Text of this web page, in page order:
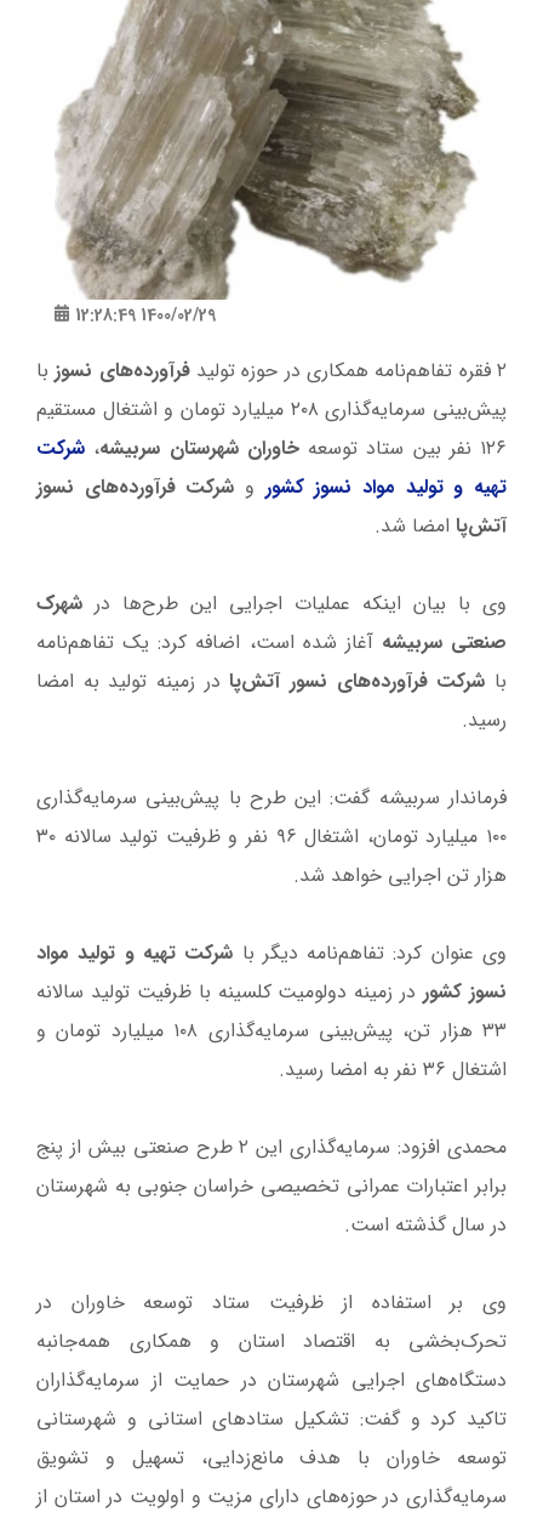
1400/02/29 12:28:49
۲ فقره تفاهم‌نامه همکاری در حوزه تولید فرآورده‌های نسوز با
پیش‌بینی سرمایه‌گذاری ۲۰۸ میلیارد تومان و اشتغال مستقیم
۱۲۶ نفر بین ستاد توسعه
خاوران شهرستان سربیشه، شرکت‌
تهیه و تولید مواد نسوز کشور و شرکت فرآورده‌های نسوز
آتش‌پا امضا شد.
وی با بیان اینکه عملیات اجرایی این طرح‌ها در شهرک
صنعتی سربیشه آغاز شده است، اضافه کرد: یک تفاهم‌نامه
با شرکت فرآورده‌های نسور آتش‌پادر زمینه تولید به امضا
رسید.
فرماندار سربیشه گفت: این طرح با پیش‌بینی سرمایه‌گذاری
۱۰۰ میلیارد تومان، اشتغال ۹۶ نفر و ظرفیت تولید سالانه ۳۰
هزار تن اجرایی خواهد شد.
وی عنوان کرد: تفاهم‌نامه دیگر با شرکت تهیه و تولید مواد
نسوز کشور در زمینه دولومیت کلسینه با ظرفیت تولید سالانه
۳۳ هزار تن، پیش‌بینی سرمایه‌گذاری ۱۰۸ میلیارد تومان و
اشتغال ۳۶ نفر به امضا رسید.
محمدی افزود: سرمایه‌گذاری این ۲ طرح‌ صنعتی بیش از پنج
برابر اعتبارات عمرانی تخصیصی خراسان جنوبی به شهرستان
در سال گذشته است.
وی بر استفاده از ظرفیت ستاد توسعه خاوران در
تحرک‌بخشی به اقتصاد استان و همکاری همه‌جانبه
دستگاه‌های اجرایی شهرستان در حمایت از سرمایه‌گذاران
تاکید کرد و گفت: تشکیل ستادهای استانی و شهرستانی
توسعه خاوران با هدف مانع‌زدایی، تسهیل و تشویق
سرمایه‌گذاری در حوزه‌های دارای مزیت‌ و اولویت در استان از